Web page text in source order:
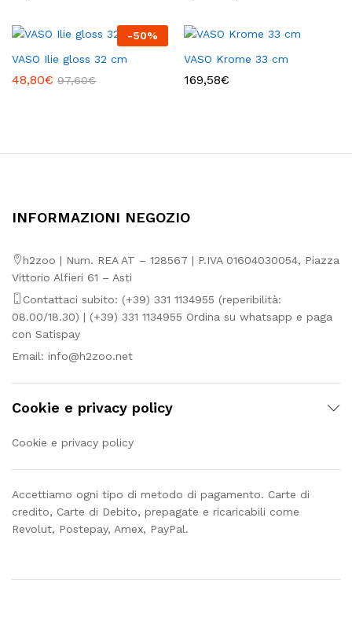
da
1,56€
a
2,76€
-50%
VASO Ilie gloss 32 cm
48,80€ 97,60€
VASO Krome 33 cm
169,58€
INFORMAZIONI NEGOZIO
h2zoo | Num. REA AT – 128567 | P.IVA 01604030054, Piazza
Vittorio Alfieri 61 – Asti
Contattaci subito: (+39) 331 1134955 (reperibilità:
08.00/18.30) | (+39) 331 1134955 Ordina su whatsapp e paga
con Satispay
Email: info@h2zoo.net
Cookie e privacy policy
Cookie e privacy policy
Accettiamo ogni tipo di metodo di pagamento. Carte di
credito, Carte di Debito, prepagate e ricaricabili come
Revolut, Postepay, Amex, PayPal.